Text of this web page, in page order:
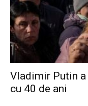
Vladimir Putin
cu 40 de ani